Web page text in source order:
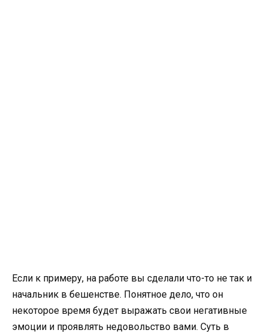
Если к примеру, на работе вы сделали что-то не так и
начальник в бешенстве. Понятное дело, что он
некоторое время будет выражать свои негативные
эмоции и проявлять недовольство вами. Суть в